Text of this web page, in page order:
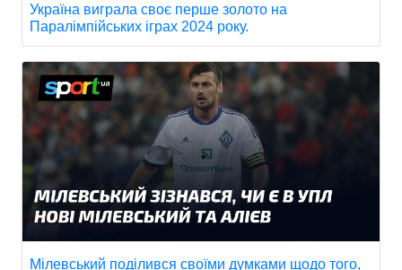
Україна виграла своє перше золото на
Паралімпійських іграх 2024 року.
Мілевський поділився своїми думками щодо того,